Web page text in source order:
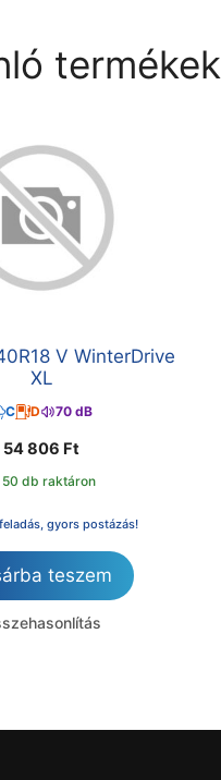
termékek
V WinterDrive
XL
C D 70 dB
54 806 Ft
db raktáron
gyors postázás!
teszem